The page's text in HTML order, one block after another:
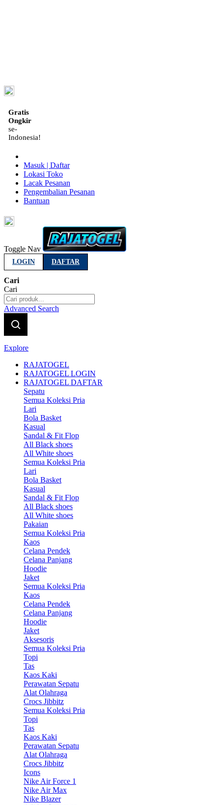
Gratis
Ongkir
se-
Indonesia!
Masuk | Daftar
Lokasi Toko
Lacak Pesanan
Pengembalian Pesanan
Bantuan
Toggle Nav
LOGIN DAFTAR
Cari
Cari
Advanced Search
Explore
RAJATOGEL
RAJATOGEL LOGIN
RAJATOGEL DAFTAR
Sepatu
Semua Koleksi Pria
Lari
Bola Basket
Kasual
Sandal & Fit Flop
All Black shoes
All White shoes
Semua Koleksi Pria
Lari
Bola Basket
Kasual
Sandal & Fit Flop
All Black shoes
All White shoes
Pakaian
Semua Koleksi Pria
Kaos
Celana Pendek
Celana Panjang
Hoodie
Jaket
Semua Koleksi Pria
Kaos
Celana Pendek
Celana Panjang
Hoodie
Jaket
Aksesoris
Semua Koleksi Pria
Topi
Tas
Kaos Kaki
Perawatan Sepatu
Alat Olahraga
Crocs Jibbitz
Semua Koleksi Pria
Topi
Tas
Kaos Kaki
Perawatan Sepatu
Alat Olahraga
Crocs Jibbitz
Icons
Nike Air Force 1
Nike Air Max
Nike Blazer